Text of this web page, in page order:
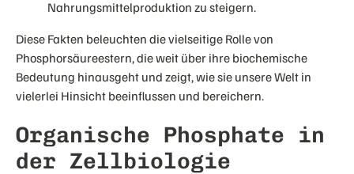
Nahrungsmittelproduktion zu steigern.
Diese Fakten beleuchten die vielseitige Rolle von
Phosphorsäureestern, die weit über ihre biochemische
Bedeutung hinausgeht und zeigt, wie sie unsere Welt in
vielerlei Hinsicht beeinflussen und bereichern.
Organische Phosphate in
der Zellbiologie